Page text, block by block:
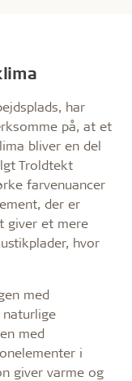
har
på, at et
bliver en del
Troldtekt
farvenuancer
der er
giver et mere
hvor
med
med
i
giver varme og